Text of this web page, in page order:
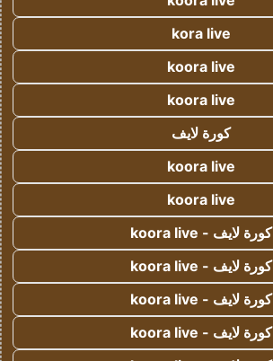
kora live
koora live
koora live
كورة لايف
koora live
koora live
كورة لايف - koora live
كورة لايف - koora live
كورة لايف - koora live
كورة لايف - koora live